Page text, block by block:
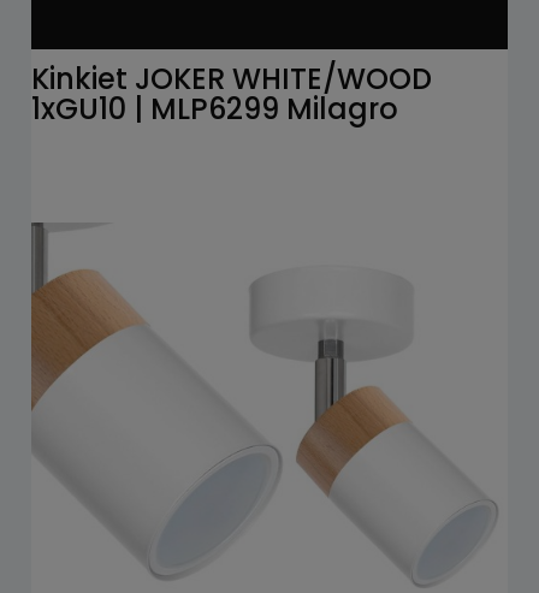
Kinkiet JOKER WHITE/WOOD
1xGU10 | MLP6299 Milagro